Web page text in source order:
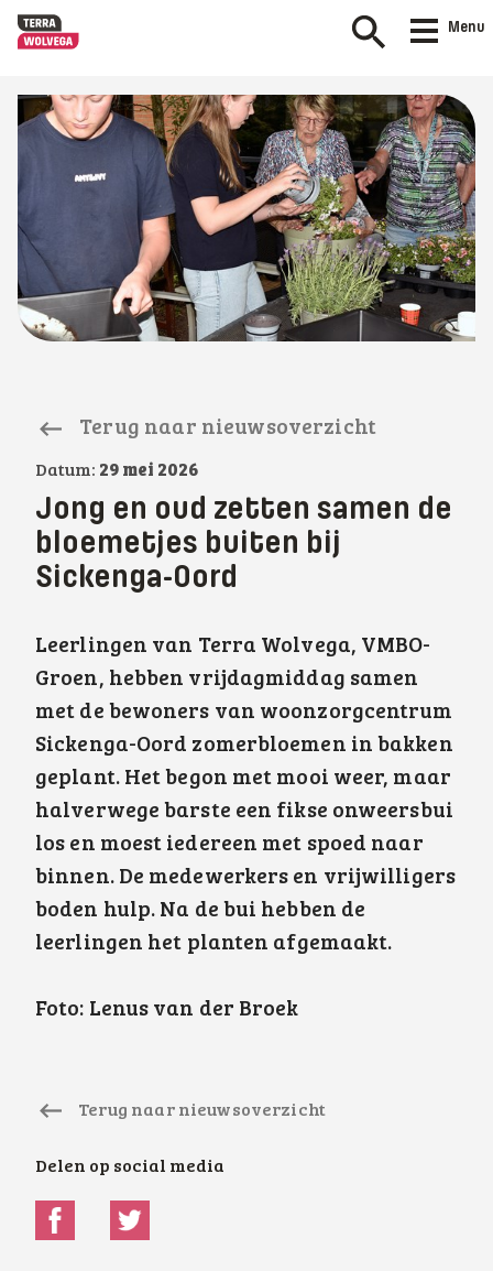
Menu
Terug naar nieuwsoverzicht
Datum: 29 mei 2026
Jong en oud zetten samen de
bloemetjes buiten bij
Sickenga-Oord
Leerlingen van Terra Wolvega, VMBO-
Groen, hebben vrijdagmiddag samen
met de bewoners van woonzorgcentrum
Sickenga-Oord zomerbloemen in bakken
geplant. Het begon met mooi weer, maar
halverwege barste een fikse onweersbui
los en moest iedereen met spoed naar
binnen. De medewerkers en vrijwilligers
boden hulp. Na de bui hebben de
leerlingen het planten afgemaakt.
Foto: Lenus van der Broek
Terug naar nieuwsoverzicht
Delen op social media